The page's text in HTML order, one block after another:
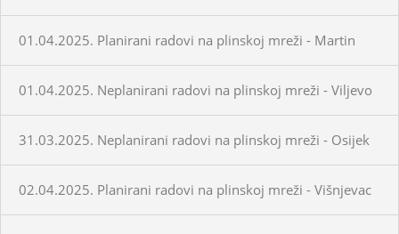
01.04.2025. Planirani radovi na plinskoj mreži - Martin
01.04.2025. Neplanirani radovi na plinskoj mreži - Viljevo
31.03.2025. Neplanirani radovi na plinskoj mreži - Osijek
02.04.2025. Planirani radovi na plinskoj mreži - Višnjevac